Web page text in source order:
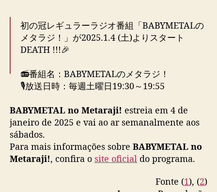
d
a
t
r
a
e
j
a
i
初の冠レギュラーラジオ番組「BABYMETALの
メタラジ！」が2025.1.4 (土)よりスタート
DEATH !!!🎉
📻番組名：BABYMETALのメタラジ！
🎙放送日時：毎週土曜日19:30～19:55
📡放送局：TOKYO FM
🦊パーソナリティ：BABYMETAL
🔗番組HP：
pic.twitter.com/9N7XdTG1DB
— BABYMETAL (@BABYMETAL_JAPAN)
BABYMETAL no Metaraji! estreia em 4 de
janeiro de 2025 e vai ao ar semanalmente aos
sábados.
Para mais informações sobre BABYMETAL no
Metaraji!, confira o site oficial do programa.
Fonte (1), (2)